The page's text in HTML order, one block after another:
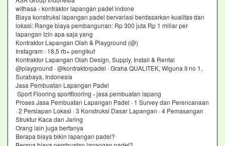
withasa › kontraktor lapangan padel indone
Biaya konstruksi lapangan padel bervariasi berdasarkan kualitas dan
lokasi: Range biaya pembangunan: Rp 300 juta Rp 1 miliar per
lapangan Izin apa saja yang
Kontraktor Lapangan Olah & Playground (@)
Instagram · 18,5 rb+ pengikut
Kontraktor Lapangan Olah Design, Supply, Install & Rental
@playground · @kontraktorpadel · Graha QUALITEK, Wiguna II no 1,
Surabaya, Indonesia
Jasa Pembuatan Lapangan Padel
Sport Flooring sportflooring › jasa pembuatan lapang
Proses Jasa Pembuatan Lapangan Padel · 1 Survey dan Perencanaan
· 2 Persiapan Lokasi · 3 Konstruksi Dasar Lapangan · 4 Pemasangan
Struktur Kaca dan Jaring
Orang lain juga bertanya
Berapa biaya bikin lapangan padel?